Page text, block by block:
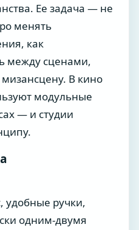
Ее задача — не
менять
как
между сценами,
В кино
модульные
— и студии
удобные ручки,
одним-двумя